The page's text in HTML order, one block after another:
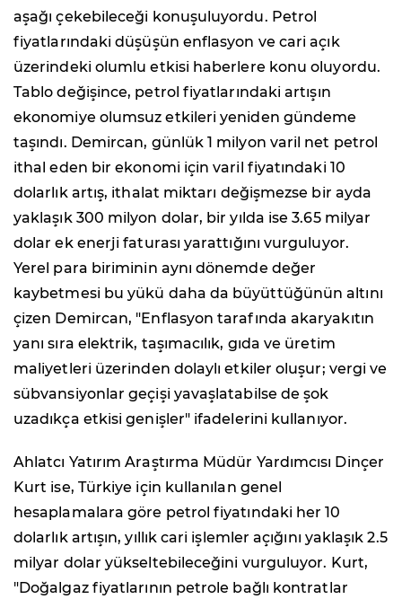
aşağı çekebileceği konuşuluyordu. Petrol
fiyatlarındaki düşüşün enflasyon ve cari açık
üzerindeki olumlu etkisi haberlere konu oluyordu.
Tablo değişince, petrol fiyatlarındaki artışın
ekonomiye olumsuz etkileri yeniden gündeme
taşındı. Demircan, günlük 1 milyon varil net petrol
ithal eden bir ekonomi için varil fiyatındaki 10
dolarlık artış, ithalat miktarı değişmezse bir ayda
yaklaşık 300 milyon dolar, bir yılda ise 3.65 milyar
dolar ek enerji faturası yarattığını vurguluyor.
Yerel para biriminin aynı dönemde değer
kaybetmesi bu yükü daha da büyüttüğünün altını
çizen Demircan, "Enflasyon tarafında akaryakıtın
yanı sıra elektrik, taşımacılık, gıda ve üretim
maliyetleri üzerinden dolaylı etkiler oluşur; vergi ve
sübvansiyonlar geçişi yavaşlatabilse de şok
uzadıkça etkisi genişler" ifadelerini kullanıyor.
Ahlatcı Yatırım Araştırma Müdür Yardımcısı Dinçer
Kurt ise, Türkiye için kullanılan genel
hesaplamalara göre petrol fiyatındaki her 10
dolarlık artışın, yıllık cari işlemler açığını yaklaşık 2.5
milyar dolar yükseltebileceğini vurguluyor. Kurt,
"Doğalgaz fiyatlarının petrole bağlı kontratlar